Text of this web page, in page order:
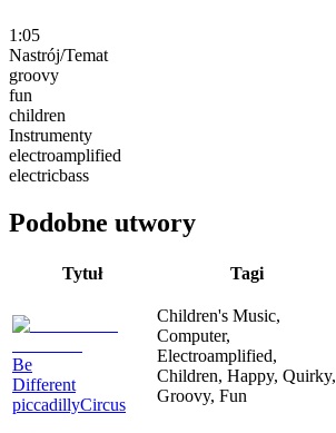
1:05
Nastrój/Temat
groovy
fun
children
Instrumenty
electroamplified
electricbass
Podobne utwory
Tytuł Tagi
Be
Different
piccadillyCircus
Children's Music,
Computer,
Electroamplified,
Children, Happy, Quirky,
Groovy, Fun